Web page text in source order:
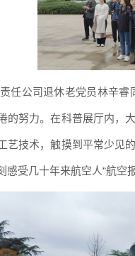
任公司退休老党员林辛
的努力。在科普展厅内
技术，触摸到平常少
受几十年来航空人“航空